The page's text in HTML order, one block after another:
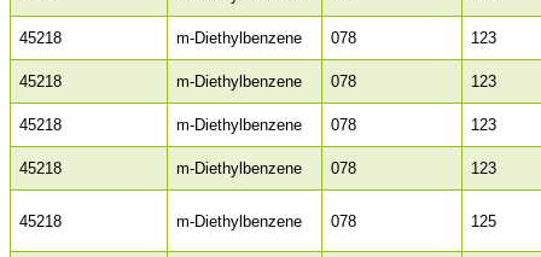
45218 m-Diethylbenzene 078 123
45218 m-Diethylbenzene 078 123
45218 m-Diethylbenzene 078 123
45218 m-Diethylbenzene 078 123
45218 m-Diethylbenzene 078 125